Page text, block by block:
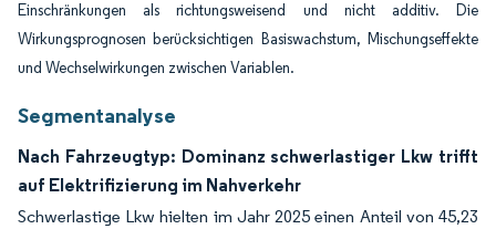
Einschränkungen als richtungsweisend und nicht additiv. Die
Wirkungsprognosen berücksichtigen Basiswachstum, Mischungseffekte
und Wechselwirkungen zwischen Variablen.
Segmentanalyse
Nach Fahrzeugtyp: Dominanz schwerlastiger Lkw trifft
auf Elektrifizierung im Nahverkehr
Schwerlastige Lkw hielten im Jahr 2025 einen Anteil von 45,23